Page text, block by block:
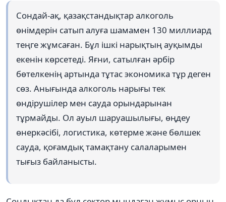
Сондай-ақ, қазақстандықтар алкоголь
өнімдерін сатып алуға шамамен 130 миллиард
теңге жұмсаған. Бұл ішкі нарықтың ауқымды
екенін көрсетеді. Яғни, сатылған әрбір
бөтелкенің артында тұтас экономика тұр деген
сөз. Анығында алкоголь нарығы тек
өндірушілер мен сауда орындарынан
тұрмайды. Ол ауыл шаруашылығы, өңдеу
өнеркәсібі, логистика, көтерме және бөлшек
сауда, қоғамдық тамақтану салаларымен
тығыз байланысты.